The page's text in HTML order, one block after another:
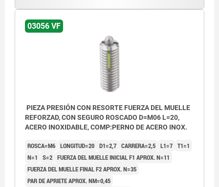
1) Tornillo de sujeción pegado
03056 VF
PIEZA PRESIÓN CON RESORTE FUERZA DEL MUELLE
REFORZAD, CON SEGURO ROSCADO D=M06 L=20,
ACERO INOXIDABLE, COMP:PERNO DE ACERO INOX.
ROSCA=M6 LONGITUD=20 D1=2,7 CARRERA=2,5 L1=7 T1=1
N=1
S=2 FUERZA DEL MUELLE INICIAL F1 APROX. N=11
FUERZA DEL MUELLE FINAL F2 APROX. N=35
PAR DE APRIETE APROX. NM=0,45